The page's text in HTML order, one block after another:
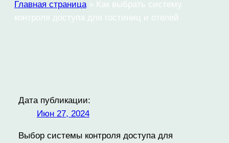
Главная страница» Как выбрать систему
контроля доступа для гостиниц и отелей
Дата публикации:
Июн 27, 2024
Выбор системы контроля доступа для